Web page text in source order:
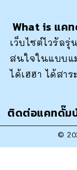
What is แค
เว็บไซต์ไวรัลรุ่
สนใจในแบบแ
ได้เฮฮา ได้สาร
ติดต่อแคทดั๊ม
©